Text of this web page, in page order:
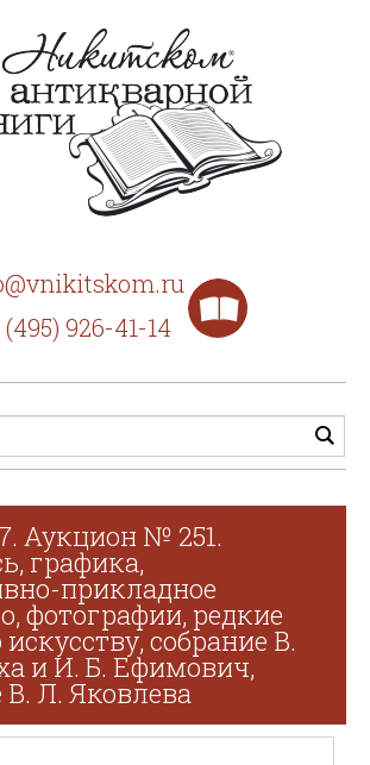
(495) 926-41-14
Аукцион № 251.
графика,
прикладное
фотографии, редкие
собрание В.
и И. Б. Ефимович,
В. Л. Яковлева